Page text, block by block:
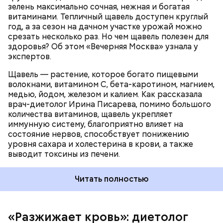
зелень максимально сочная, нежная и богатая
витаминами. Тепличный щавель доступен круглый
год, а за сезон на дачном участке урожай можно
срезать несколько раз. Но чем щавель полезен для
здоровья? Об этом «Вечерняя Москва» узнала у
экспертов.
Щавель — растение, которое богато пищевыми
волокнами, витамином С, бета-каротином, магнием,
медью, йодом, железом и калием. Как рассказала
врач-диетолог Ирина Писарева, помимо большого
количества витаминов, щавель укрепляет
иммунную систему, благоприятно влияет на
состояние нервов, способствует понижению
уровня сахара и холестерина в крови, а также
выводит токсины из печени.
Читать полностью
ПРОДУКТЫ
«Разжижает кровь»: диетолог
Диетолог отметила, что норма потребления
оказывают раздражающее действие на слизистые
оболочки кишечника и могут вызвать обострение,
— предупредила Соломатина.